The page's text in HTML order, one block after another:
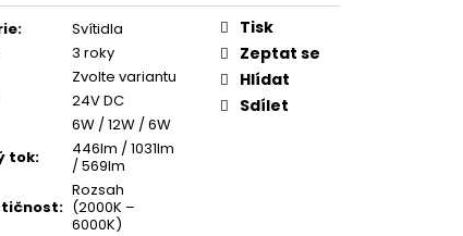
:
Svítidla
3 roky
Zvolte variantu
24V DC
6W / 12W / 6W
tok:
446lm / 1031lm
/ 569lm
:
Rozsah
(2000K –
6000K)
Tisk
Zeptat se
Hlídat
Sdílet